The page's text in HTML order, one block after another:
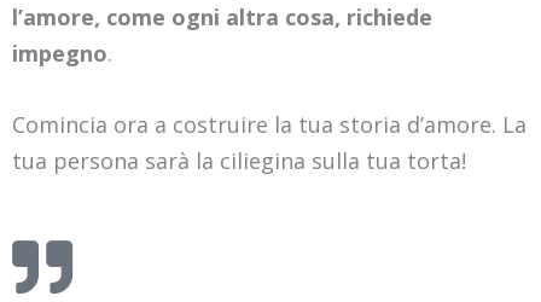
l’amore, come ogni altra cosa, richiede
impegno.
Comincia ora a costruire la tua storia d’amore. La
tua persona sarà la ciliegina sulla tua torta!